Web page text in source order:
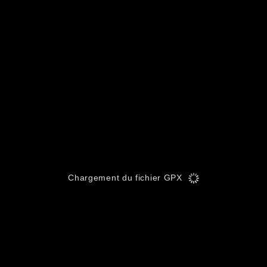
Chargement du fichier GPX